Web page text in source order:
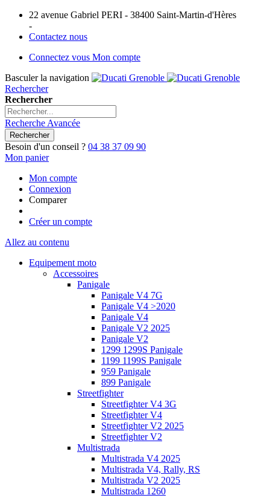
22 avenue Gabriel PERI - 38400 Saint-Martin-d'Hères
-
Contactez nous
Connectez vous Mon compte
Basculer la navigation
Rechercher
Rechercher
Recherche Avancée
Rechercher
Besoin d'un conseil ? 04 38 37 09 90
Mon panier
Mon compte
Connexion
Comparer
Créer un compte
Allez au contenu
Equipement moto
Accessoires
Panigale
Panigale V4 7G
Panigale V4 >2020
Panigale V4
Panigale V2 2025
Panigale V2
1299 1299S Panigale
1199 1199S Panigale
959 Panigale
899 Panigale
Streetfighter
Streetfighter V4 3G
Streetfighter V4
Streetfighter V2 2025
Streetfighter V2
Multistrada
Multistrada V4 2025
Multistrada V4, Rally, RS
Multistrada V2 2025
Multistrada 1260